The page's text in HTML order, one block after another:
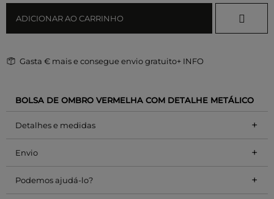
ADICIONAR AO CARRINHO
Gasta € mais e consegue envio gratuito+ INFO
BOLSA DE OMBRO VERMELHA COM DETALHE METÁLICO
Detalhes e medidas +
Envio +
Podemos ajudá-lo? +